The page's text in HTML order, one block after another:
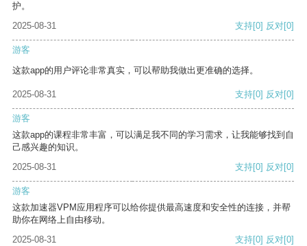
护。
2025-08-31
支持[0] 反对[0]
游客
这款app的用户评论非常真实，可以帮助我做出更准确的选择。
2025-08-31 支持[0] 反对[0]
游客
这款app的课程非常丰富，可以满足我不同的学习需求，让我能够找到自
己感兴趣的知识。
2025-08-31
支持[0] 反对[0]
游客
这款加速器VPM应用程序可以给你提供最高速度和安全性的连接，并帮
助你在网络上自由移动。
2025-08-31
支持[0] 反对[0]